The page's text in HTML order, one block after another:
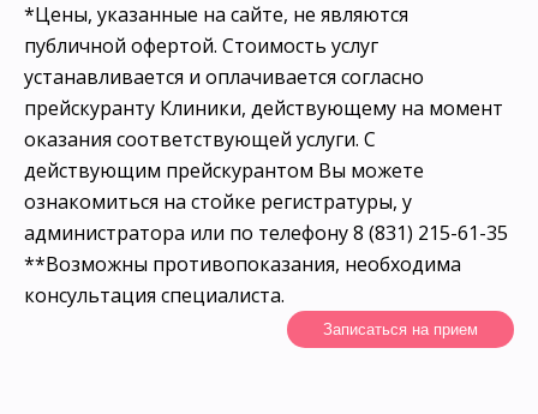
*Цены, указанные на сайте, не являются
публичной офертой. Стоимость услуг
устанавливается и оплачивается согласно
прейскуранту Клиники, действующему на момент
оказания соответствующей услуги. С
действующим прейскурантом Вы можете
ознакомиться на стойке регистратуры, у
администратора или по телефону 8 (831) 215-61-35
**Возможны противопоказания, необходима
консультация специалиста.
Записаться на прием